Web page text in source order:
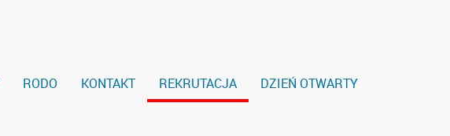
RODO KONTAKT REKRUTACJA DZIEŃ OTWARTY